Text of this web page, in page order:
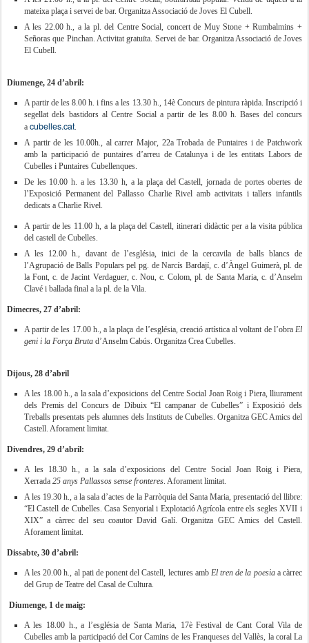
mateixa plaça i servei de bar. Organitza Associació de Joves El Cubell.
A les 22.00 h., a la pl. del Centre Social, concert de Muy Stone + Rumbalmins +
Señoras que Pinchan. Activitat gratuïta. Servei de bar. Organitza Associació de Joves
El Cubell.
Diumenge, 24 d’abril:
A partir de les 8.00 h. i fins a les 13.30 h., 14è Concurs de pintura ràpida. Inscripció i
segellat dels bastidors al Centre Social a partir de les 8.00 h. Bases del concurs
a cubelles.cat.
A partir de les 10.00h., al carrer Major, 22a Trobada de Puntaires i de Patchwork
amb la participació de puntaires d’arreu de Catalunya i de les entitats Labors de
Cubelles i Puntaires Cubellenques.
De les 10.00 h. a les 13.30 h, a la plaça del Castell, jornada de portes obertes de
l’Exposició Permanent del Pallasso Charlie Rivel amb activitats i tallers infantils
dedicats a Charlie Rivel.
A partir de les 11.00 h, a la plaça del Castell, itinerari didàctic per a la visita pública
del castell de Cubelles.
A les 12.00 h., davant de l’església, inici de la cercavila de balls blancs de
l’Agrupació de Balls Populars pel pg. de Narcís Bardají, c. d’Àngel Guimerà, pl. de
la Font, c. de Jacint Verdaguer, c. Nou, c. Colom, pl. de Santa Maria, c. d’Anselm
Clavé i ballada final a la pl. de la Vila.
Dimecres, 27 d’abril:
A partir de les 17.00 h., a la plaça de l’església, creació artística al voltant de l’obra El
geni i la Força Brutad’Anselm Cabús. Organitza Crea Cubelles.
Dijous, 28 d’abril
A les 18.00 h., a la sala d’exposicions del Centre Social Joan Roig i Piera, lliurament
dels Premis del Concurs de Dibuix “El campanar de Cubelles” i Exposició dels
Treballs presentats pels alumnes dels Instituts de Cubelles. Organitza GEC Amics del
Castell. Aforament limitat.
Divendres, 29 d’abril:
A les 18.30 h., a la sala d’exposicions del Centre Social Joan Roig i Piera,
Xerrada 25 anys Pallassos sense fronteres. Aforament limitat.
A les 19.30 h., a la sala d’actes de la Parròquia del Santa Maria, presentació del llibre:
“El Castell de Cubelles. Casa Senyorial i Explotació Agrícola entre els segles XVII i
XIX” a càrrec del seu coautor David Galí. Organitza GEC Amics del Castell.
Aforament limitat.
Dissabte, 30 d’abril:
A les 20.00 h., al pati de ponent del Castell, lectures amb El tren de la poesiaa càrrec
del Grup de Teatre del Casal de Cultura.
Diumenge, 1 de maig:
A les 18.00 h., a l’església de Santa Maria, 17è Festival de Cant Coral Vila de
Cubelles amb la participació del Cor Camins de les Franqueses del Vallès, la coral La